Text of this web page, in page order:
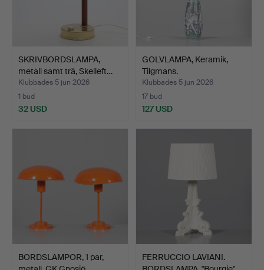
SKRIVBORDSLAMPA,
metall samt trä, Skelleft…
Klubbades 5 jun 2026
1 bud
32 USD
GOLVLAMPA, Keramik,
Tilgmans.
Klubbades 5 jun 2026
17 bud
127 USD
BORDSLAMPOR, 1 par,
FERRUCCIO LAVIANI.